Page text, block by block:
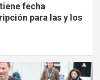
fecha
para las y los